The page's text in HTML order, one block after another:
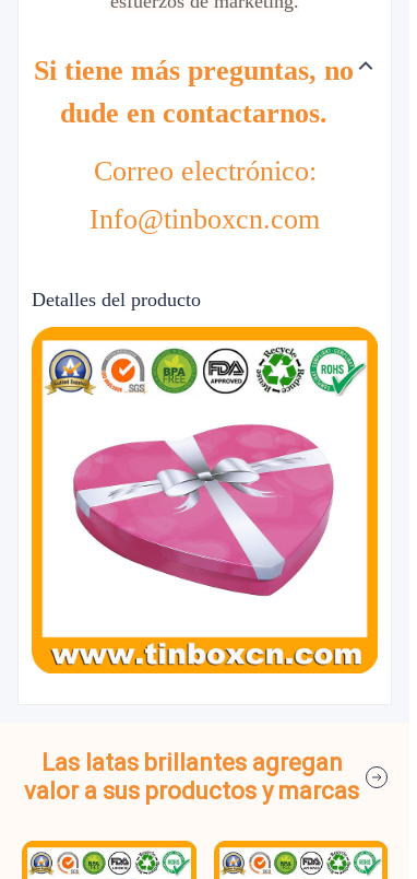
Si tiene más preguntas, no
dude en contactarnos.
Correo electrónico:
Info@tinboxcn.com
Detalles del producto
Las latas brillantes agregan
valor a sus productos y marcas